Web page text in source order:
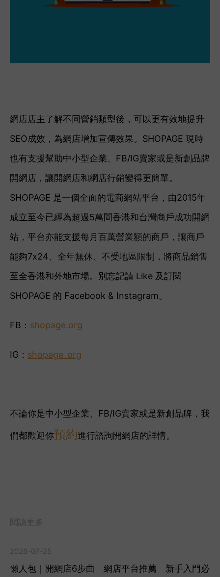
網店店主了解不同營銷類型後，可以更有效地提升
SEO成效，為網店增加宣傳效果。SHOPAGE 現時
也有支援幫助中小型企業、FB/IG賣家或是新創品牌
開網店，讓開網店和網店行銷變得更簡單。
SHOPAGE 是一個全面的電商網站平台，由2015年
成立至今已經為超過5萬間香港和台灣商戶成功開網
站，平台亦能支援每月百萬營業額的商戶，讓商戶
能夠7x24、全年無休、不受地區限制，將商品銷售
至全香港和外地市場。別忘記請 Like 及訂閱
SHOPAGE 的 Facebook & Instagram。
FB： shopage.org
IG： shopage_org
不論你是中小型企業、FB/IG賣家或是新創品牌，我
們都歡迎你預約進行諮詢開網店的詳情。
閱讀更多
2026-07-25
懶人包｜開網店6步曲 網店平台推薦 新手入門必